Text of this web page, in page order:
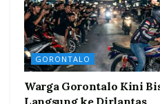
GORONTALO
Warga Gorontalo Kini
Langsung ke Dirlantas